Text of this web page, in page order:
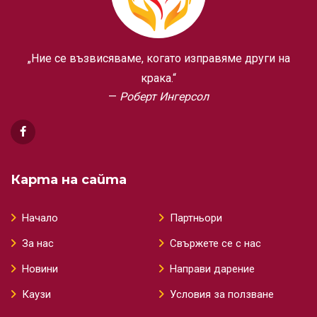
„Ние се възвисяваме, когато изправяме други на
крака.“
Роберт Ингерсол
Карта на сайта
Начало
За нас
Новини
Каузи
Партньори
Свържете се с нас
Направи дарение
Условия за ползване